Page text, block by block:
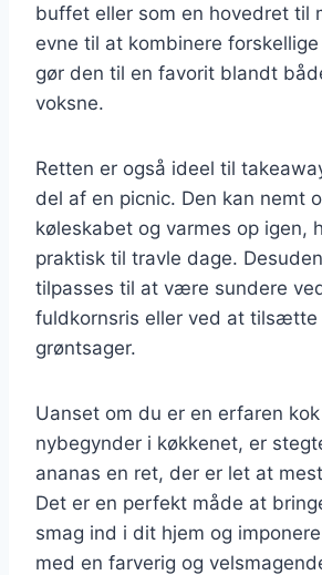
buffet eller som en hovedret til
evne til at kombinere
gør den til en favorit blandt
voksne.
Retten er også ideel til
del af en picnic. Den kan nemt
køleskabet og varmes op igen,
praktisk til travle dage.
tilpasses til at være sundere
fuldkornsris eller ved at tilsætte
grøntsager.
Uanset om du er en erfaren
nybegynder i køkkenet, er
ananas en ret, der er let at
Det er en perfekt måde at
smag ind i dit hjem og
med en farverig og